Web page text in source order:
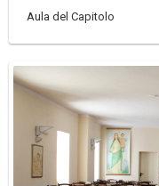
Aula del Capitolo